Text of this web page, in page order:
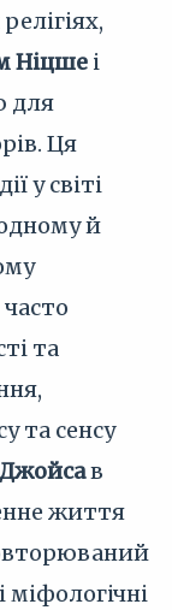
Ніцше і
для
Ця
у світі
й
та
та сенсу
в
життя